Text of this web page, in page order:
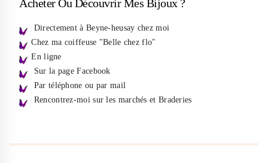
Acheter Ou Découvrir Mes Bijoux ?
Directement à Beyne-heusay chez moi
Chez ma coiffeuse "Belle chez flo"
En ligne
Sur la page Facebook
Par téléphone ou par mail
Rencontrez-moi sur les marchés et Braderies